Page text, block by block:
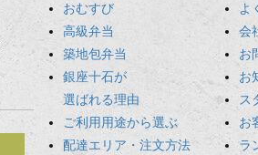
おむすび
高級弁当
築地包弁当
銀座十石が
選ばれる理由
ご利用用途から選ぶ
配達エリア・注文方法
よ
会
お
お
ス
お
ラ